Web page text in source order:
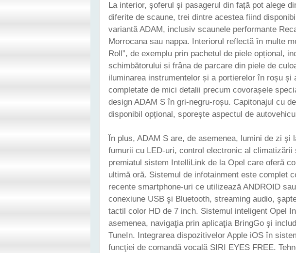
La interior, șoferul și pasagerul din față pot alege
diferite de scaune, trei dintre acestea fiind
variantă ADAM, inclusiv scaunele performante
Morrocana sau nappa. Interiorul reflectă în multe
Roll”, de exemplu prin pachetul de piele opțional,
schimbătorului și frâna de parcare din piele de
iluminarea instrumentelor și a portierelor în roșu și
completate de mici detalii precum covorașele
design ADAM S în gri-negru-roșu. Capitonajul cu
disponibil opțional, sporește aspectul de
În plus, ADAM S are, de asemenea, lumini de zi şi
fumurii cu LED-uri, control electronic al
premiatul sistem IntelliLink de la Opel care oferă
ultimă oră. Sistemul de infotainment este complet
recente smartphone-uri ce utilizează ANDROID
conexiune USB şi Bluetooth, streaming audio,
tactil color HD de 7 inch. Sistemul inteligent Opel
asemenea, navigaţia prin aplicaţia BringGo şi
TuneIn. Integrarea dispozitivelor Apple iOS în
funcţiei de comandă vocală SIRI EYES FREE.